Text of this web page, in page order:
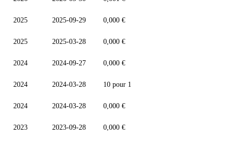
2025 2025-09-29 0,000 €
2025 2025-03-28 0,000 €
2024 2024-09-27 0,000 €
2024 2024-03-28 10 pour 1
2024 2024-03-28 0,000 €
2023 2023-09-28 0,000 €